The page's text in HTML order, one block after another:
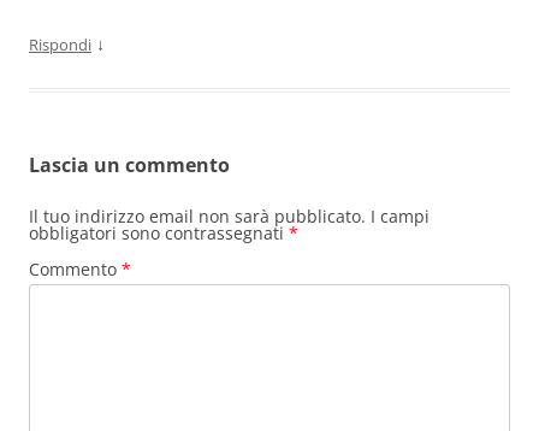
Rispondi ↓
Lascia un commento
Il tuo indirizzo email non sarà pubblicato. I campi
obbligatori sono contrassegnati *
Commento *